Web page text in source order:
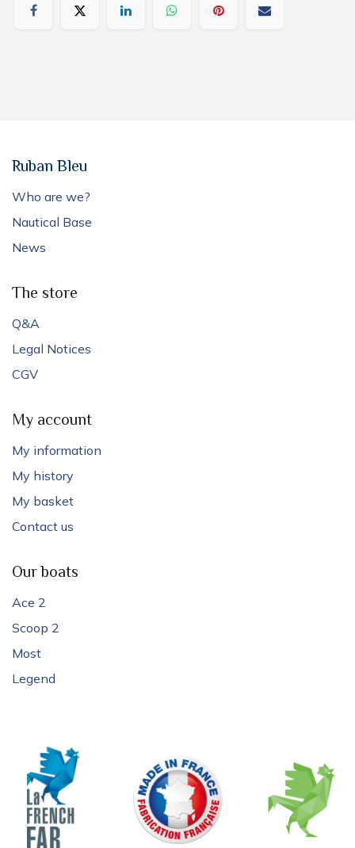
Ruban Bleu
Who are we?
Nautical Base
News
The store
Q&A
Legal Notices
CGV
My account
My information
My history
My basket
Contact us
Our boats
Ace 2
Scoop 2
Most
Legend